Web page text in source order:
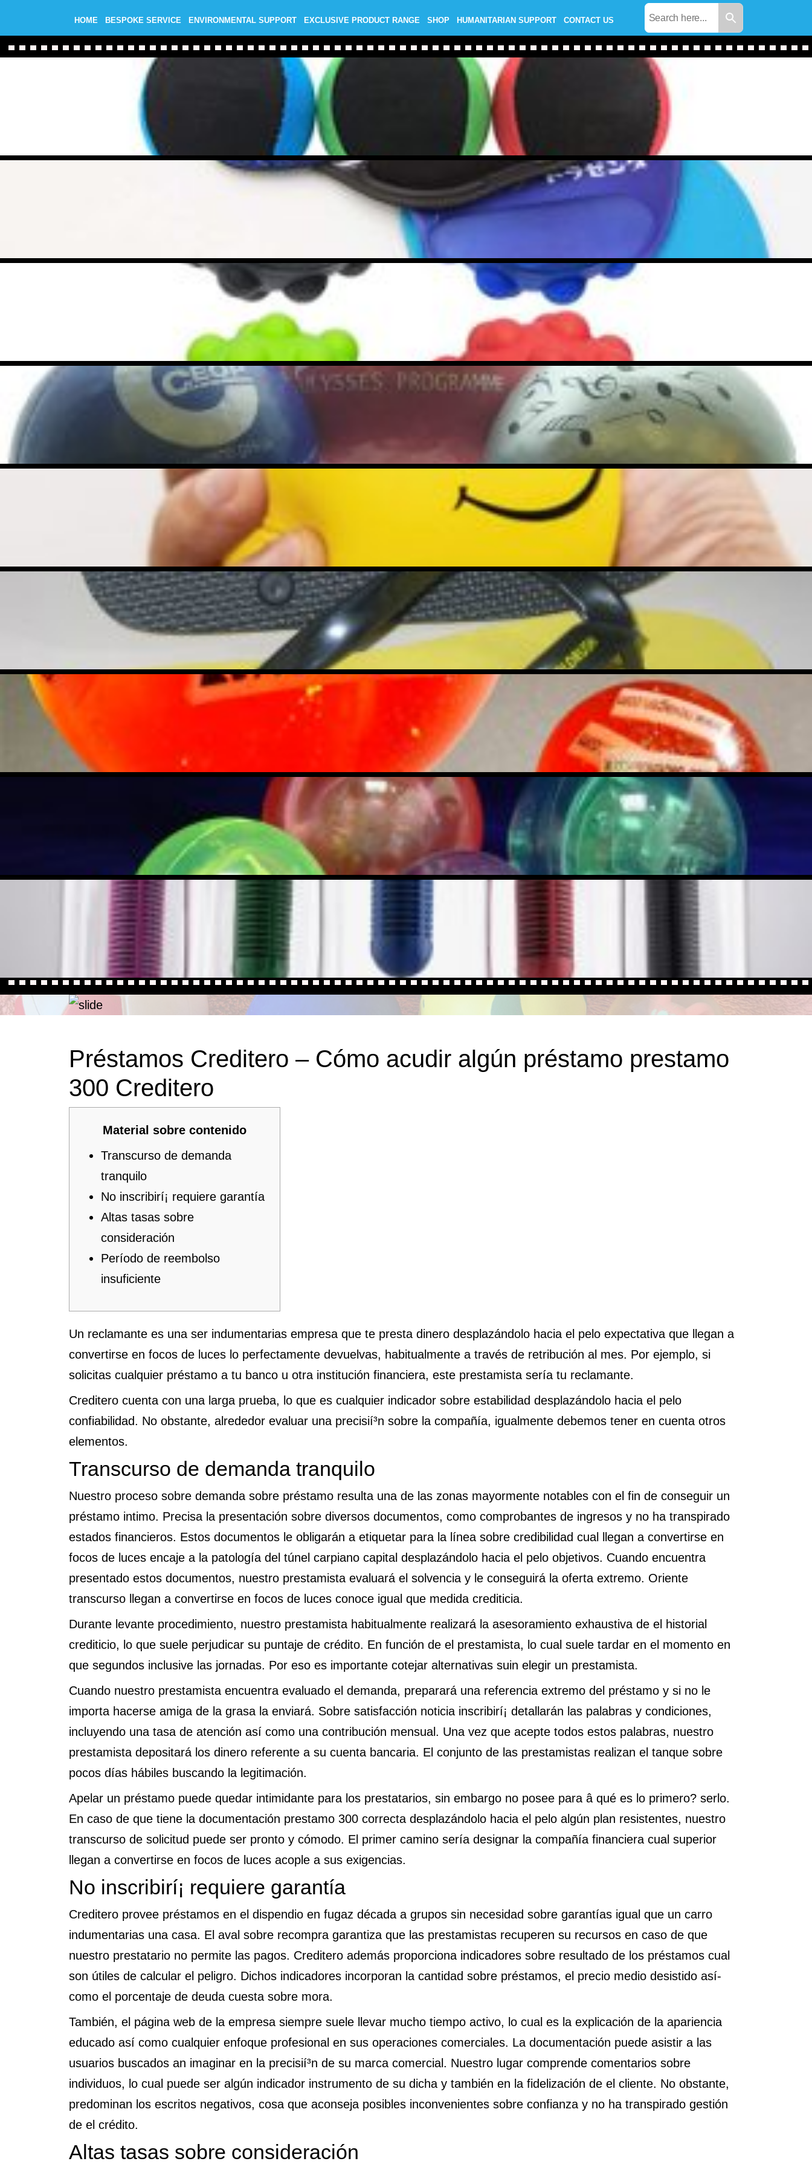
HOME BESPOKE SERVICE ENVIRONMENTAL SUPPORT EXCLUSIVE PRODUCT RANGE SHOP HUMANITARIAN SUPPORT CONTACT US
Préstamos Creditero – Cómo acudir algún préstamo prestamo
300 Creditero
Material sobre contenido
Transcurso de demanda
tranquilo
No inscribirí¡ requiere garantía
Altas tasas sobre
consideración
Período de reembolso
insuficiente
Un reclamante es una ser indumentarias empresa que te presta dinero desplazándolo hacia el pelo expectativa que llegan a
convertirse en focos de luces lo perfectamente devuelvas, habitualmente a través de retribución al mes. Por ejemplo, si
solicitas cualquier préstamo a tu banco u otra institución financiera, este prestamista serí­a tu reclamante.
Creditero cuenta con una larga prueba, lo que es cualquier indicador sobre estabilidad desplazándolo hacia el pelo
confiabilidad. No obstante, alrededor evaluar una precisií³n sobre la compañía, igualmente debemos tener en cuenta otros
elementos.
Transcurso de demanda tranquilo
Nuestro proceso sobre demanda sobre préstamo resulta una de las zonas mayormente notables con el fin de conseguir un
préstamo intimo. Precisa la presentación sobre diversos documentos, como comprobantes de ingresos y no ha transpirado
estados financieros. Estos documentos le obligarán a etiquetar para la línea sobre credibilidad cual llegan a convertirse en
focos de luces encaje a la patologí­a del túnel carpiano capital desplazándolo hacia el pelo objetivos. Cuando encuentra
presentado estos documentos, nuestro prestamista evaluará el solvencia y le conseguirá la oferta extremo. Oriente
transcurso llegan a convertirse en focos de luces conoce igual que medida crediticia.
Durante levante procedimiento, nuestro prestamista habitualmente realizará la asesoramiento exhaustiva de el historial
crediticio, lo que suele perjudicar su puntaje de crédito. En función de el prestamista, lo cual suele tardar en el momento en
que segundos inclusive las jornadas. Por eso es importante cotejar alternativas suin elegir un prestamista.
Cuando nuestro prestamista encuentra evaluado el demanda, preparará una referencia extremo del préstamo y si no le
importa hacerse amiga de la grasa la enviará. Sobre satisfacción noticia inscribirí¡ detallarán las palabras y condiciones,
incluyendo una tasa de atención así­ como una contribución mensual. Una vez que acepte todos estos palabras, nuestro
prestamista depositará los dinero referente a su cuenta bancaria. El conjunto de las prestamistas realizan el tanque sobre
pocos días hábiles buscando la legitimación.
Apelar un préstamo puede quedar intimidante para los prestatarios, sin embargo no posee para â qué es lo primero? serlo.
En caso de que tiene la documentación prestamo 300 correcta desplazándolo hacia el pelo algún plan resistentes, nuestro
transcurso de solicitud puede ser pronto y cómodo. El primer camino serí­a designar la compañía financiera cual superior
llegan a convertirse en focos de luces acople a sus exigencias.
No inscribirí¡ requiere garantía
Creditero provee préstamos en el dispendio en fugaz década a grupos sin necesidad sobre garantías igual que un carro
indumentarias una casa. El aval sobre recompra garantiza que las prestamistas recuperen su recursos en caso de que
nuestro prestatario no permite las pagos. Creditero además proporciona indicadores sobre resultado de los préstamos cual
son útiles de calcular el peligro. Dichos indicadores incorporan la cantidad sobre préstamos, el precio medio desistido así­
como el porcentaje de deuda cuesta sobre mora.
También, el página web de la empresa siempre suele llevar mucho tiempo activo, lo cual es la explicación de la apariencia
educado así­ como cualquier enfoque profesional en sus operaciones comerciales. La documentación puede asistir a las
usuarios buscados an imaginar en la precisií³n de su marca comercial. Nuestro lugar comprende comentarios sobre
individuos, lo cual puede ser algún indicador instrumento de su dicha y también en la fidelización de el cliente. No obstante,
predominan los escritos negativos, cosa que aconseja posibles inconvenientes sobre confianza y no ha transpirado gestión
de el crédito.
Altas tasas sobre consideración